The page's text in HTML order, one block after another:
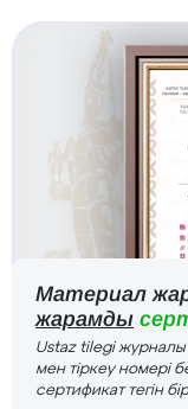
Материал
жарамды
Ustaz tilegi журналы
мен тіркеу номері
сертификат тегін